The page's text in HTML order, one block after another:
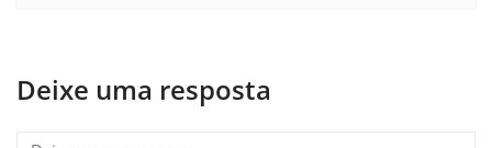
Deixe uma resposta